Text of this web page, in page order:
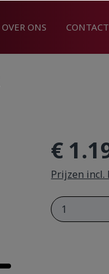
OVER ONS
€
Prijzen incl.